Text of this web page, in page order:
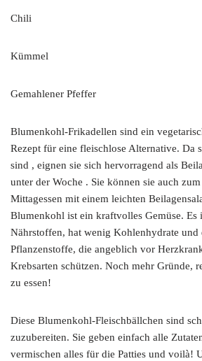
Chili
Kümmel
Gemahlener Pfeffer
Blumenkohl-Frikadellen sind ein
Rezept für eine fleischlose Alternative. Da
sind , eignen sie sich hervorragend als
unter der Woche . Sie können sie auch
Mittagessen mit einem leichten
Blumenkohl ist ein kraftvolles Gemüse. Es
Nährstoffen, hat wenig Kohlenhydrate und
Pflanzenstoffe, die angeblich vor
Krebsarten schützen. Noch mehr Gründe,
zu essen!
Diese Blumenkohl-Fleischbällchen sind
zuzubereiten. Sie geben einfach alle
vermischen alles für die Patties und voilà!